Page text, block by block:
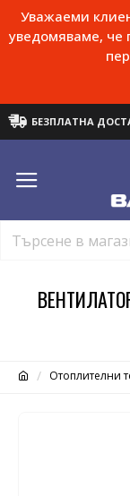
Уважаеми
уведомяваме, че
БЕЗПЛАТНА
Отоплителни